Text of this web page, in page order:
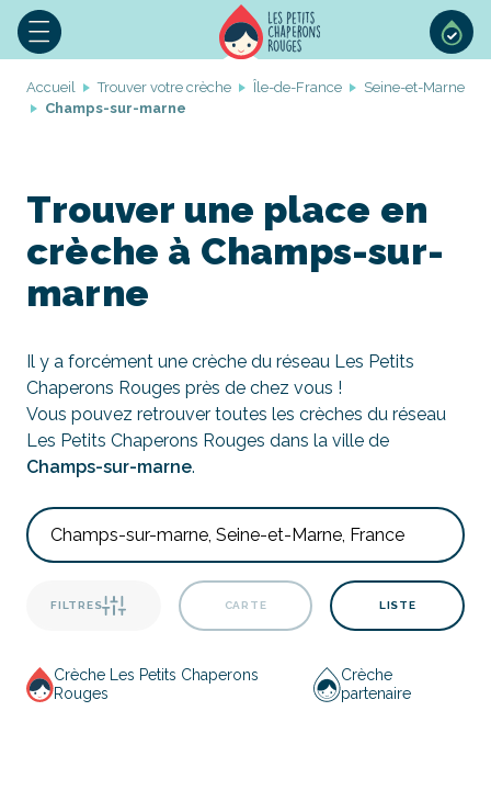
Accueil Trouver votre crèche Île-de-France
Seine-et-Marne
Champs-sur-marne
Trouver une place en
crèche à Champs-sur-
marne
Il y a forcément une crèche du réseau Les Petits
Chaperons Rouges près de chez vous !
Vous pouvez retrouver toutes les crèches du réseau
Les Petits Chaperons Rouges dans la ville de
Champs-sur-marne.
FILTRES CARTE LISTE
Crèche Les Petits Chaperons
Rouges
Crèche
partenaire